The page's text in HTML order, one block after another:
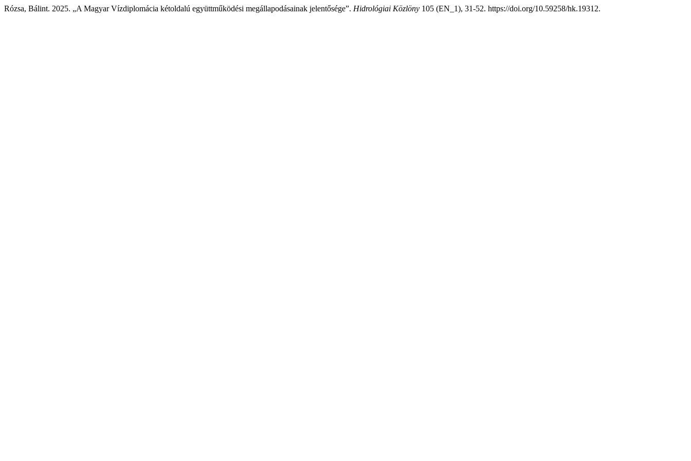
Rózsa, Bálint. 2025. „A Magyar Vízdiplomácia kétoldalú együttműködési megállapodásainak jelentősége”. Hidrológiai Közlöny 105 (EN_1), 31-52. https://doi.org/10.59258/hk.19312.